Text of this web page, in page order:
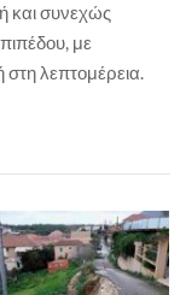
και συνεχώς
με
στη λεπτομέρεια.